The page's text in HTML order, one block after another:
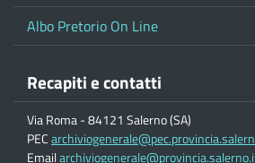
Albo Pretorio On Line
Recapiti e contatti
Via Roma - 84121 Salerno (SA)
PEC
Email